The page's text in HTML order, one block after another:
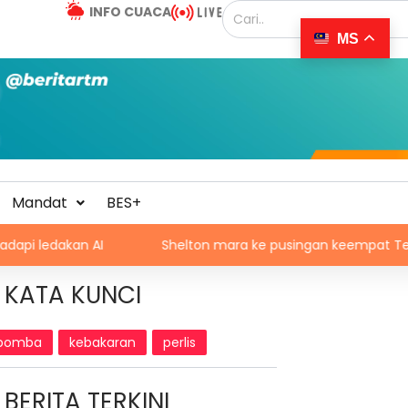
INFO CUACA
Mandat BES+
AI Shelton mara ke pusingan keempat Terbuka
KATA KUNCI
kebakaran perlis
BERITA TERKINI
MS